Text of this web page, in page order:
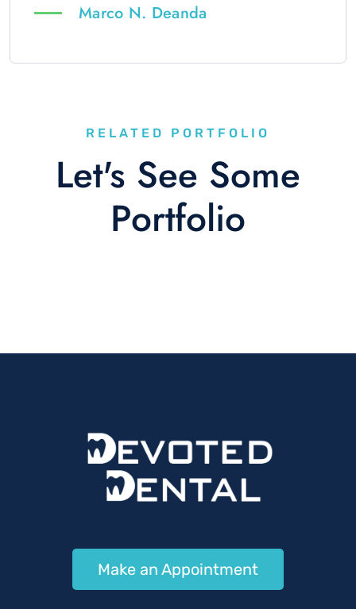
Marco N. Deanda
RELATED PORTFOLIO
Let's See Some
Portfolio
Make an Appointment